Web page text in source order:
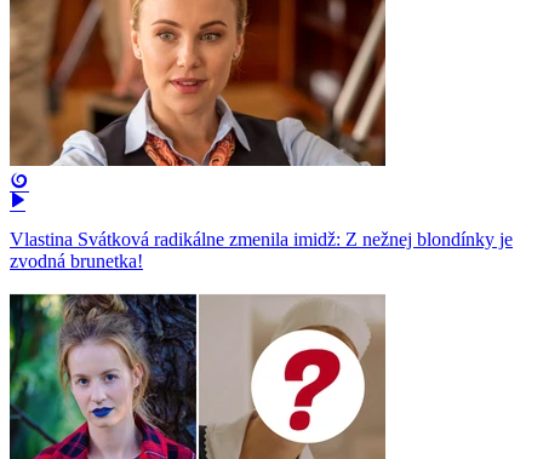
Vlastina Svátková radikálne zmenila imidž: Z nežnej blondínky je
zvodná brunetka!